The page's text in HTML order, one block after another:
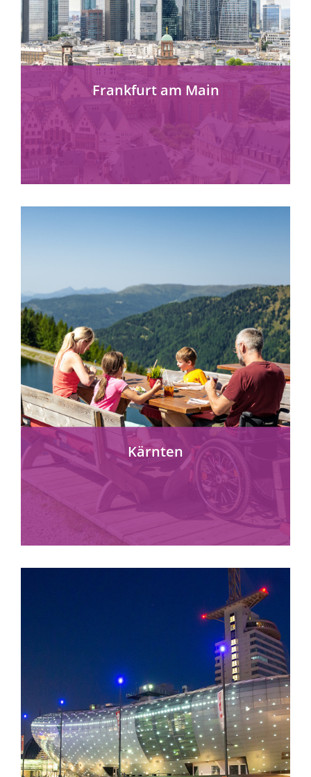
Frankfurt am Main
mehr erfahren
Kärnten
mehr erfahren